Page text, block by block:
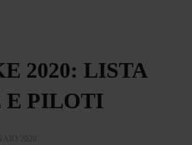
2020: LISTA
E PILOTI
2020